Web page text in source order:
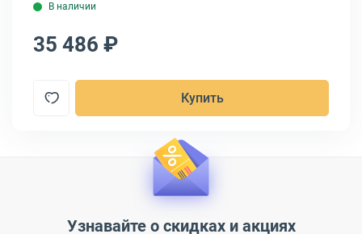
В наличии
35 486 ₽
Купить
Узнавайте о скидках и акциях